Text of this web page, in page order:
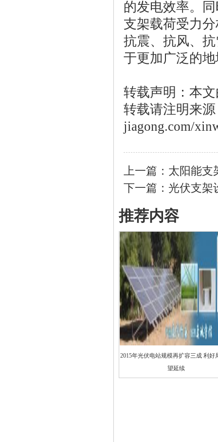
的发电效率。
支架载荷受力
抗震、抗风、
于更加广泛的
转载声明：本
转载请注明来
jiagong.com/
上一篇： 太阳能支
下一篇： 光伏支架
推荐内容
2015年光伏电站规模再扩容三成 利好
望延续